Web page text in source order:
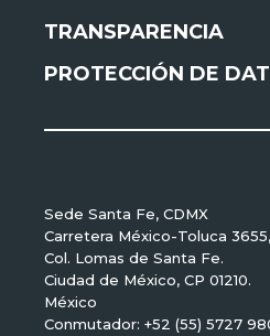
TRANSPARENCIA
PROTECCIÓN DE
Sede Santa Fe, CDMX
Carretera México-Toluca 3655,
Col. Lomas de Santa Fe.
Ciudad de México, CP 01210.
México
Conmutador: +52 (55) 5727